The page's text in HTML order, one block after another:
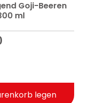
Goji-Beeren
ml
legen